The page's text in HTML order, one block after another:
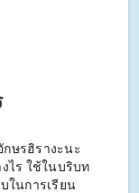
ษรฮิรางะนะ
ไร ใช้ในบริบท
ในการเรียน